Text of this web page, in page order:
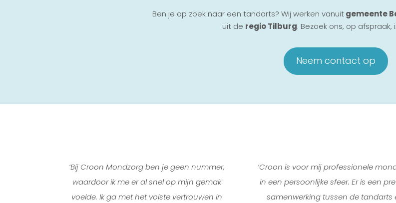
Ben je op zoek naar een tandarts? Wij werken vanuitgemeente
uit de regio Tilburg. Bezoek ons, op afspraak,
Neem contact op
‘Bij Croon Mondzorg ben je geen nummer,
waardoor ik me er al snel op mijn gemak
voelde. Ik ga met het volste vertrouwen in
‘Croon is voor mij professionele
in een persoonlijke sfeer. Er is een
samenwerking tussen de tandarts